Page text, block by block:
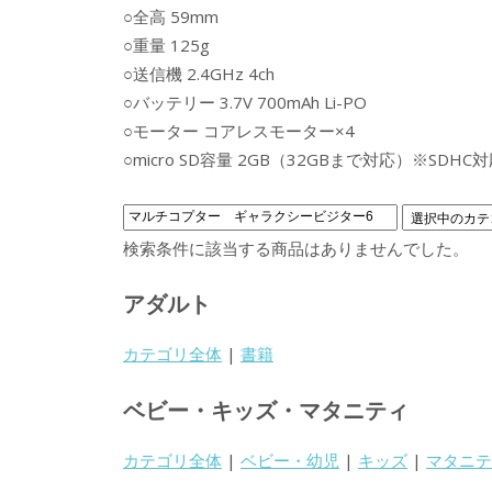
○全高 59mm
○重量 125g
○送信機 2.4GHz 4ch
○バッテリー 3.7V 700mAh Li-PO
○モーター コアレスモーター×4
○micro SD容量 2GB（32GBまで対応）※SDHC
検索条件に該当する商品はありませんでした。
アダルト
カテゴリ全体 | 書籍
ベビー・キッズ・マタニティ
カテゴリ全体 | ベビー・幼児 | キッズ | マタニ